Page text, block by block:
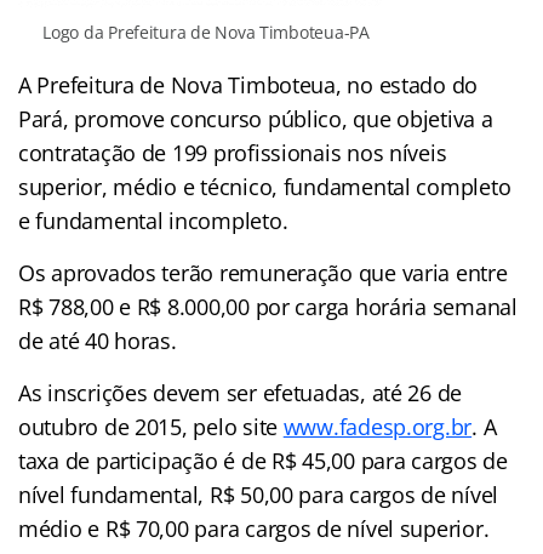
Logo da Prefeitura de Nova Timboteua-PA
A Prefeitura de Nova Timboteua, no estado do
Pará, promove concurso público, que objetiva a
contratação de 199 profissionais nos níveis
superior, médio e técnico, fundamental completo
e fundamental incompleto.
Os aprovados terão remuneração que varia entre
R$ 788,00 e R$ 8.000,00 por carga horária semanal
de até 40 horas.
As inscrições devem ser efetuadas, até 26 de
outubro de 2015, pelo site www.fadesp.org.br. A
taxa de participação é de R$ 45,00 para cargos de
nível fundamental, R$ 50,00 para cargos de nível
médio e R$ 70,00 para cargos de nível superior.